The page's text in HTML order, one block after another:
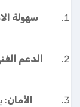
سهولة
الدعم
الأمان: